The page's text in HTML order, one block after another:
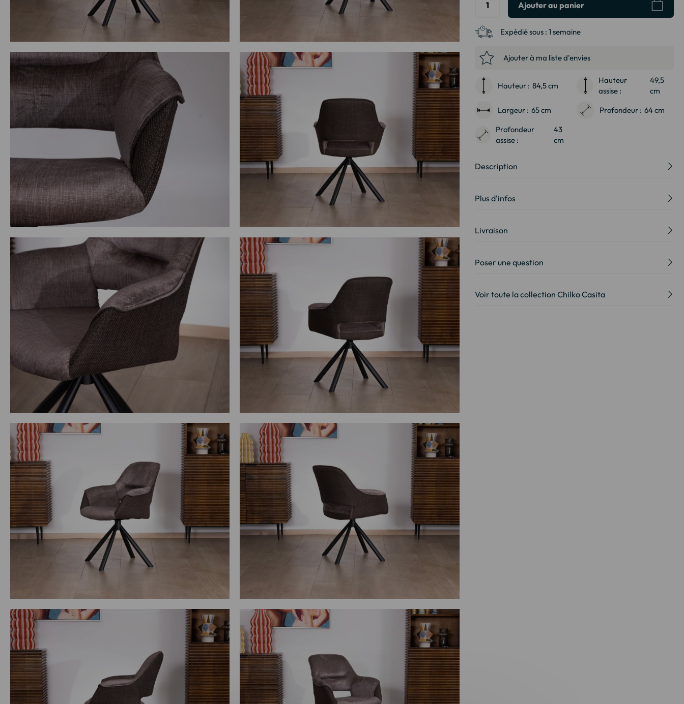
Ajouter au panier
Expédié sous : 1 semaine
Ajouter à ma liste d'envies
Hauteur : 84,5 cm
Hauteur
assise :
49,5
cm
Largeur : 65 cm Profondeur : 64 cm
Profondeur
assise :
43
cm
Description
Plus d'infos
Livraison
Poser une question
Voir toute la collection Chilko Casita